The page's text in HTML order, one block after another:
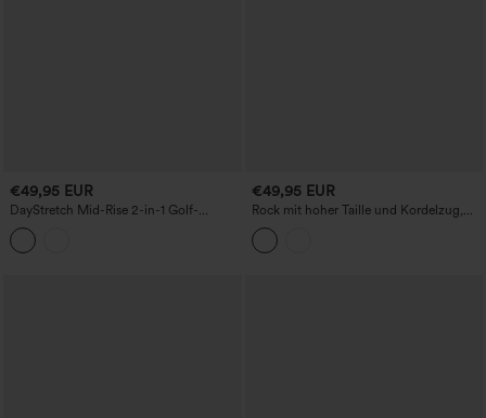
€49,95 EUR
DayStretch Mid-Rise 2-in-1 Golf-
Minirock in A-Linie mit Taschen
€49,95 EUR
Rock mit hoher Taille und Kordelzug,
Leopardenmuster und kontrastierendem
Mesh - 2-in-1 fließender Midi-Rock mit
ausgestelltem Saum im Resort-Stil und